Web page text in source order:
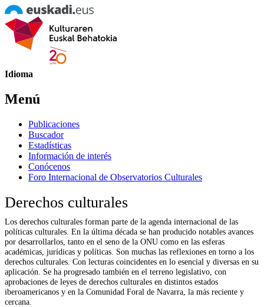
Idioma
Menú
Publicaciones
Buscador
Estadísticas
Información de interés
Conócenos
Foro Internacional de Observatorios Culturales
Derechos culturales
Los derechos culturales forman parte de la agenda internacional de las
políticas culturales. En la última década se han producido notables avances
por desarrollarlos, tanto en el seno de la ONU como en las esferas
académicas, jurídicas y políticas. Son muchas las reflexiones en torno a los
derechos culturales. Con lecturas coincidentes en lo esencial y diversas en su
aplicación. Se ha progresado también en el terreno legislativo, con
aprobaciones de leyes de derechos culturales en distintos estados
iberoamericanos y en la Comunidad Foral de Navarra, la más reciente y
cercana.